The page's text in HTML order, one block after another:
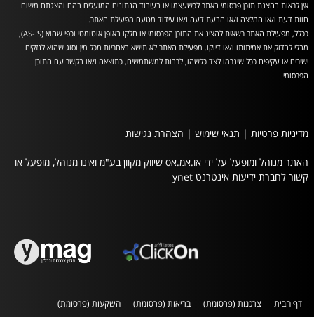
אין לראות בהצגת תוכן פרסומי באתר לכשעצמו או בעיבוד הנתונים המועלים בהם והצגתם משום
חוות דעת ו/או המלצה ו/או הבעת דעה ו/או עידוד מטעם מפעילת האתר.
ככלל, מפעילת האתר רשאית להציג את התוכן הפרסומי או חלקו באופן אוטומטי וכפי שהוא (AS-IS),
מבלי לבדוק את אמיתותו ו/או דיוקו. מפעילת האתר לא תישא באחריות מכל מין וסוג שהוא לנזקים
ישירים או עקיפים ככל שיגרמו לצד כלשהו, לרבות למשתמשים, כתוצאה ו/או בקשר עם התוכן
הפרסומי.
מדיניות פרטיות | תנאי שימוש | הצהרת נגישות
האתר מנוהל ומופעל על ידי או.אמ.אס שיווק מקוון בע"מ ואינו מנוהל, מופעל או
קשור לחברת ידיעות אינטרנט ynet
דף הבית צרכנות (פרסומת) בריאות (פרסומת) השקעות (פרסומת)